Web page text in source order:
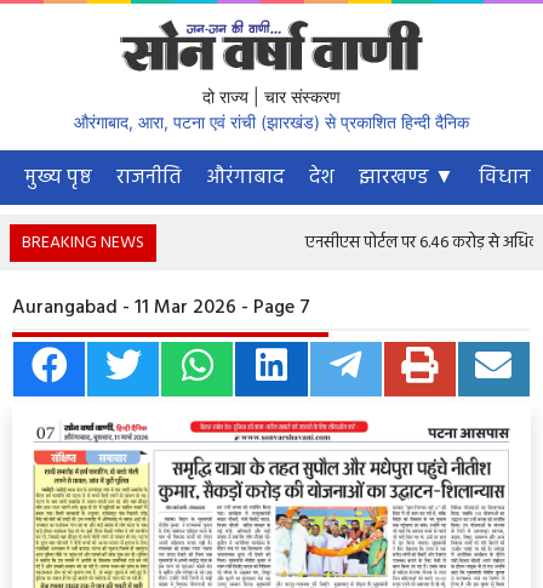
दो राज्य | चार संस्करण
औरंगाबाद, आरा, पटना एवं रांची (झारखंड) से प्रकाशित हिन्दी दैनिक
मुख्य पृष्ठ राजनीति औरंगाबाद देश झारखण्ड ▼
BREAKING NEWS एनसीएस पोर्टल पर 6.46 करोड़ से अधिक
Aurangabad - 11 Mar 2026 - Page 7